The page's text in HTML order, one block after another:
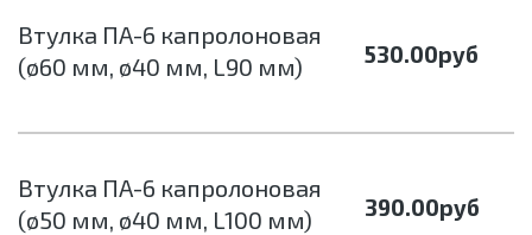
Втулка ПА-6 капролоновая
(ø60 мм, ø40 мм, L90 мм)
530.00руб
Втулка ПА-6 капролоновая
(ø50 мм, ø40 мм, L100 мм)
390.00руб